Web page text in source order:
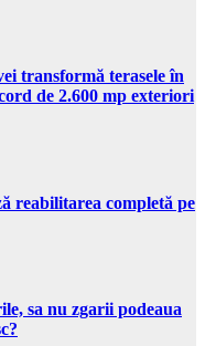
transformă terasele în
de 2.600 mp exteriori
reabilitarea completă pe
sa nu zgarii podeaua